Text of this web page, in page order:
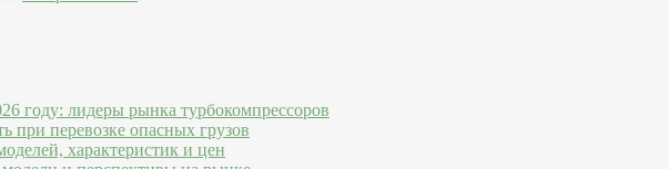
году: лидеры рынка турбокомпрессоров
при перевозке опасных грузов
характеристик и цен